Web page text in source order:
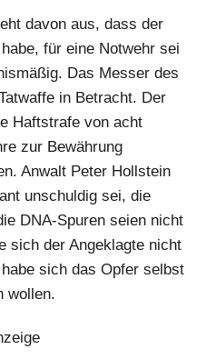
davon aus, dass der
für eine Notwehr sei
Das Messer des
in Betracht. Der
Haftstrafe von acht
zur Bewährung
Anwalt Peter Hollstein
unschuldig sei, die
DNA-Spuren seien nicht
sich der Angeklagte nicht
sich das Opfer selbst
wollen.